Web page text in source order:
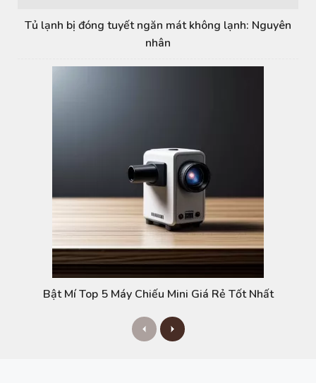
Tủ lạnh bị đóng tuyết ngăn mát không lạnh: Nguyên
nhân
Bật Mí Top 5 Máy Chiếu Mini Giá Rẻ Tốt Nhất
P
r
N
e